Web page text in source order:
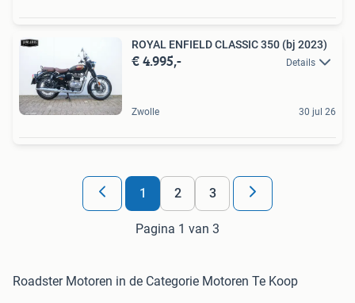
ROYAL ENFIELD CLASSIC 350 (bj 2023)
€ 4.995,- Details
Zwolle 30 jul 26
1 2 3
Pagina 1 van 3
Roadster Motoren in de Categorie Motoren Te Koop